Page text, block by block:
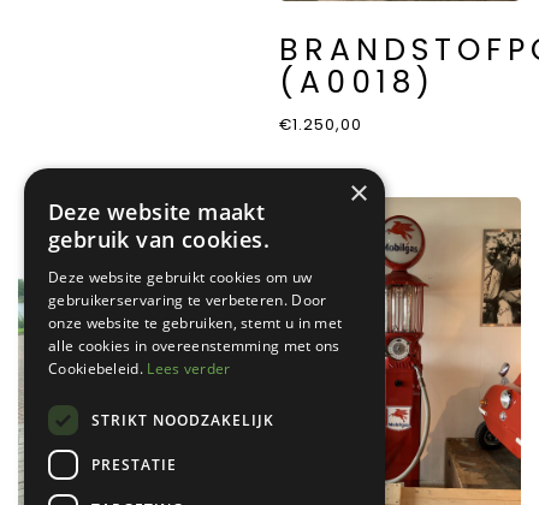
(A0018)
€1.250,00
×
Deze website maakt
gebruik van cookies.
Deze website gebruikt cookies om uw
gebruikerservaring te verbeteren. Door
onze website te gebruiken, stemt u in met
alle cookies in overeenstemming met ons
Cookiebeleid. Lees verder
STRIKT NOODZAKELIJK
PRESTATIE